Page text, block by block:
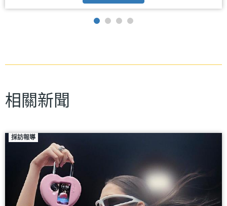
相關新聞
採訪報導